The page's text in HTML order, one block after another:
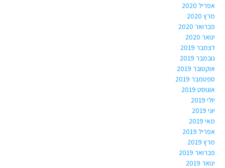
אפריל 2020
מרץ 2020
פברואר 2020
ינואר 2020
דצמבר 2019
נובמבר 2019
אוקטובר 2019
ספטמבר 2019
אוגוסט 2019
יולי 2019
יוני 2019
מאי 2019
אפריל 2019
מרץ 2019
פברואר 2019
ינואר 2019